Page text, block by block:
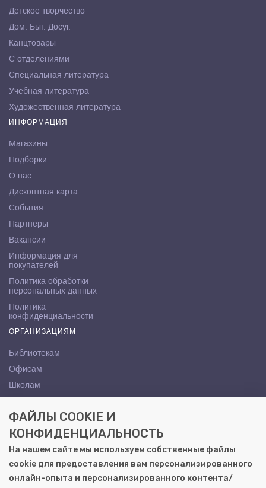
Детское творчество
Дом. Быт. Досуг.
Канцтовары
С отделениями
Специальная литература
Учебная литература
Художественная литература
ИНФОРМАЦИЯ
Магазины
Подборки
О нас
Дисконтная карта
События
Партнёры
Вакансии
Информация для
покупателей
Политика обработки
персональных данных
Политика
конфиденциальности
ОРГАНИЗАЦИЯМ
Библиотекам
Офисам
Школам
КОНТАКТЫ
Саратов, ул. Осипова, 10А
+7 (8452) 72-65-65
gemera@moya-kniga.ru
ФАЙЛЫ COOKIE И
КОНФИДЕНЦИАЛЬНОСТЬ
На нашем сайте мы используем собственные файлы
cookie для предоставления вам персонализированного
онлайн-опыта и персонализированного контента/